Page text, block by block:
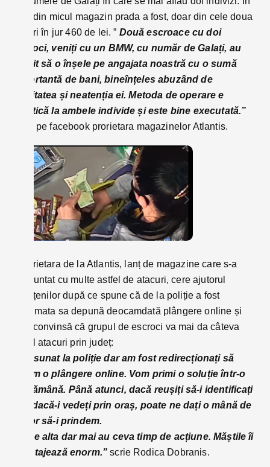
total din micul magazin prada a fost, doar din cele doua
filmari în jur 460 de lei. ” Două escroace cu doi
escroci, veniți cu un BMW, cu număr de Galați, au
reușit să o înșele pe angajata noastră cu o sumă
importantă de bani, bineînțeles abuzând de
naivitatea și neatenția ei. Metoda de operare e
identică la ambele individe și este bine executată.”
crie pe facebook prorietara magazinelor Atlantis.
Proprietara de la Atlantis, lanț de magazine care s-a
confruntat cu multe astfel de atacuri, cere ajutorul
bistrițenilor după ce spune că de la poliție a fost
îndrumata sa depună deocamdată plângere online și
este convinsă că grupul de escroci va mai da câteva
astfel atacuri prin județ:
Am sunat la poliție dar am fost redirecționați să
facem o plângere online. Vom primi o soluție într-o
săptămână. Până atunci, dacă reușiți să-i identificați
sau dacă-i vedeți prin oraș, poate ne dați o mână de
ajutor să-i prindem.
Nu de alta dar mai au ceva timp de acțiune. Măștile îi
avantajează enorm.”scrie Rodica Dobranis.